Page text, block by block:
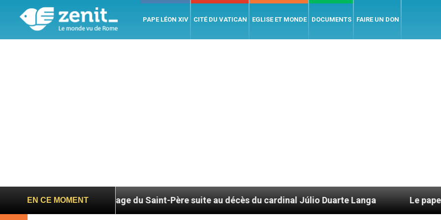
PAPE LÉON XIV CITÉ DU VATICAN EGLISE ET MONDE DOCUMENTS FAIRE UN DON
EN CE MOMENT
Hommage du Saint-Père suite au décès du cardinal Júlio Duarte Langa Le pape Léon XIV